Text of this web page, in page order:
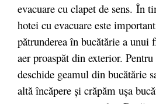
evacuare cu clapet de sens. În
hotei cu evacuare este
pătrunderea în bucătărie a unui
aer proaspăt din exterior. Pentru
deschide geamul din bucătărie
altă încăpere şi crăpăm uşa